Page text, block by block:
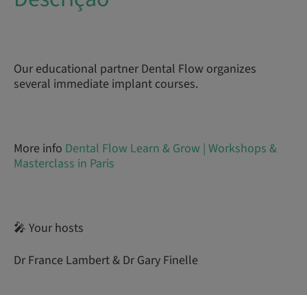
Our educational partner Dental Flow organizes
several immediate implant courses.
More info Dental Flow Learn & Grow | Workshops &
Masterclass in Paris
🎤 Your hosts
Dr France Lambert & Dr Gary Finelle